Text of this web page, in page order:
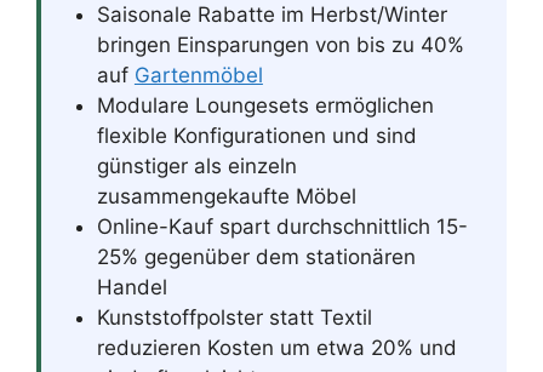
Saisonale Rabatte im Herbst/Winter
bringen Einsparungen von bis zu 40%
auf Gartenmöbel
Modulare Loungesets ermöglichen
flexible Konfigurationen und sind
günstiger als einzeln
zusammengekaufte Möbel
Online-Kauf spart durchschnittlich 15-
25% gegenüber dem stationären
Handel
Kunststoffpolster statt Textil
reduzieren Kosten um etwa 20% und